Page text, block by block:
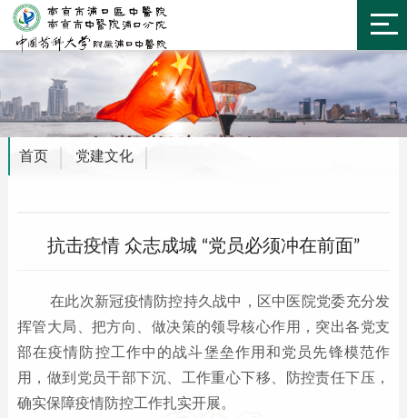
首页 党建文化
抗击疫情 众志成城 “党员必须冲在前面”
在此次新冠疫情防控持久战中，区中医院党委充分发
挥管大局、把方向、做决策的领导核心作用，突出各党支
部在疫情防控工作中的战斗堡垒作用和党员先锋模范作
用，做到党员干部下沉、工作重心下移、防控责任下压，
确实保障疫情防控工作扎实开展。